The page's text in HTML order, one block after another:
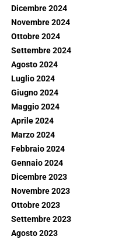
Dicembre 2024
Novembre 2024
Ottobre 2024
Settembre 2024
Agosto 2024
Luglio 2024
Giugno 2024
Maggio 2024
Aprile 2024
Marzo 2024
Febbraio 2024
Gennaio 2024
Dicembre 2023
Novembre 2023
Ottobre 2023
Settembre 2023
Agosto 2023